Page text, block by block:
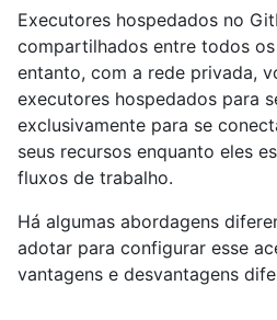
Executores hospedados no
compartilhados entre todos
entanto, com a rede privada,
executores hospedados para
exclusivamente para se
seus recursos enquanto eles
fluxos de trabalho.
Há algumas abordagens
adotar para configurar esse
vantagens e desvantagens